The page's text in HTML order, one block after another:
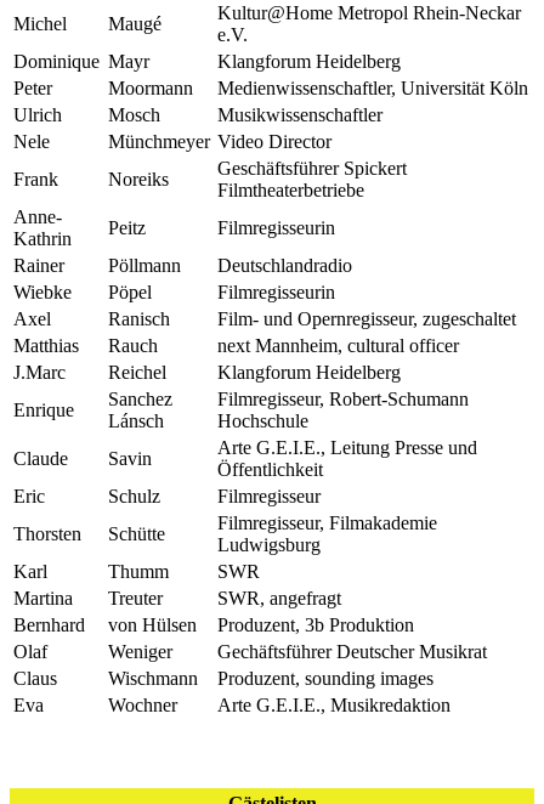
Michel
Maugé
Kultur@Home Metropol Rhein-Neckar
e.V.
Dominique Mayr
Klangforum Heidelberg
Peter
Moormann
Medienwissenschaftler, Universität Köln
Ulrich
Mosch
Musikwissenschaftler
Nele
Münchmeyer Video Director
Frank
Noreiks
Geschäftsführer Spickert
Filmtheaterbetriebe
Anne-
Kathrin
Peitz
Filmregisseurin
Rainer
Pöllmann
Deutschlandradio
Wiebke
Pöpel
Filmregisseurin
Axel
Ranisch
Film- und Opernregisseur, zugeschaltet
Matthias
Rauch
next Mannheim, cultural officer
J.Marc
Reichel
Klangforum Heidelberg
Enrique
Sanchez
Lánsch
Filmregisseur, Robert-Schumann
Hochschule
Claude
Savin
Arte G.E.I.E., Leitung Presse und
Öffentlichkeit
Eric
Schulz
Filmregisseur
Thorsten
Schütte
Filmregisseur, Filmakademie
Ludwigsburg
Karl
Thumm
SWR
Martina
Treuter
SWR, angefragt
Bernhard
von Hülsen
Produzent, 3b Produktion
Olaf
Weniger
Gechäftsführer Deutscher Musikrat
Claus
Wischmann
Produzent, sounding images
Eva
Wochner Arte G.E.I.E., Musikredaktion